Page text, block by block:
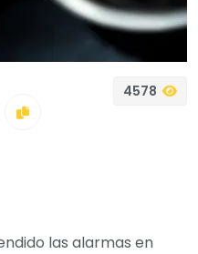
4578
las alarmas en